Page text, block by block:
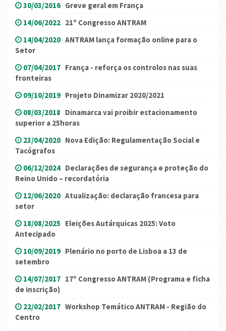
30/03/2016 Greve geral em França
14/06/2022 21º Congresso ANTRAM
14/04/2020 ANTRAM lança formação online para o
Setor
07/04/2017 França - reforça os controlos nas suas
fronteiras
09/10/2019 Projeto Dinamizar 2020/2021
08/03/2018 Dinamarca vai proibir estacionamento
superior a 25horas
23/04/2020 Nova Edição: Regulamentação Social e
Tacógrafos
06/12/2024 Declarações de segurança e proteção do
Reino Unido – recordatória
12/06/2020 Atualização: declaração francesa para
setor
18/08/2025 Eleições Autárquicas 2025: Voto
Antecipado
10/09/2019 Plenário no porto de Lisboa a 13 de
setembro
14/07/2017 17º Congresso ANTRAM (Programa e ficha
de inscrição)
22/02/2017 Workshop Temático ANTRAM - Região do
Centro